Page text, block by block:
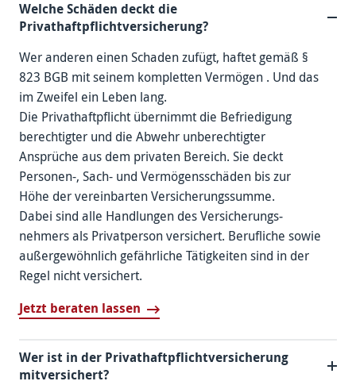
Welche Schäden deckt die
Privathaftpflichtversicherung?
Wer anderen einen Schaden zufügt, haftet gemäß §
823 BGB mit seinem kompletten Vermögen . Und das
im Zweifel ein Leben lang.
Die Privathaft­pflicht übernimmt die Befriedigung
berechtigter und die Abwehr unberechtigter
Ansprüche aus dem privaten Bereich. Sie deckt
Personen-, Sach- und Vermögens­schäden bis zur
Höhe der vereinbarten Versicherungs­summe.
Dabei sind alle Handlungen des Versicherungs­
nehmers als Privat­person versichert. Berufliche sowie
außergewöhnlich gefährliche Tätigkeiten sind in der
Regel nicht versichert.
Jetzt beraten lassen
Wer ist in der Privathaftpflichtversicherung
mitversichert?